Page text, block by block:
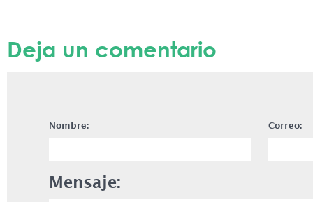
Deja un comentario
Nombre: Correo:
Mensaje: